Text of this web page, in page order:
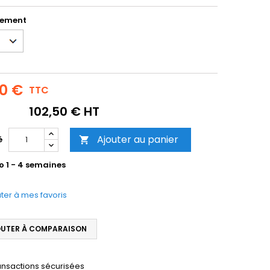
€ TTC
102,50 € HT
 Ajouter au panier
1 - 4 semaines
à mes favoris
À COMPARAISON
sécurisées